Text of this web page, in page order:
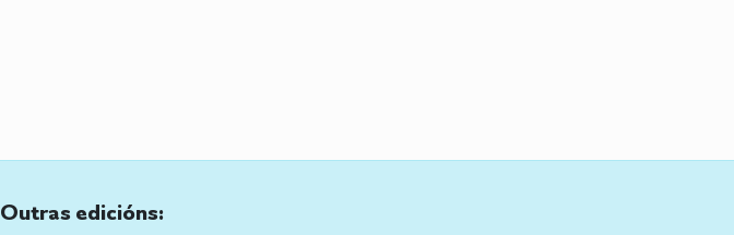
Outras edicións: